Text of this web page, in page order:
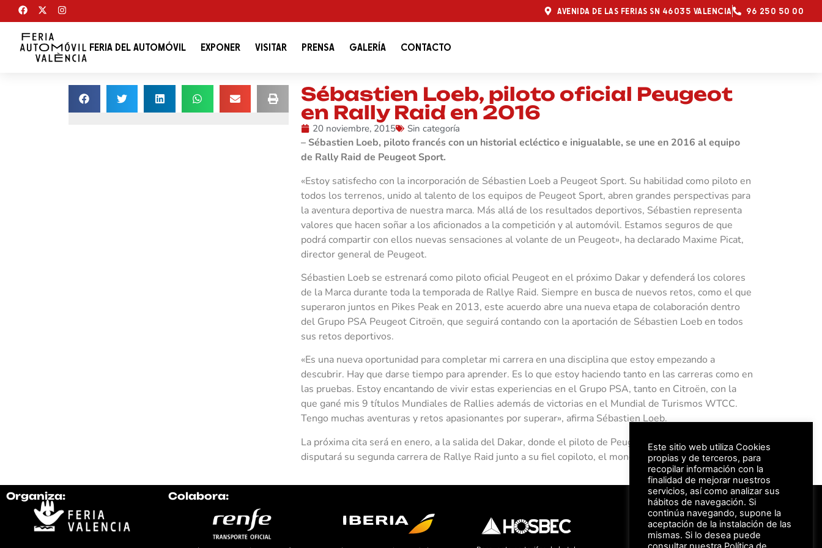
AVENIDA DE LAS FERIAS SN 46035 VALENCIA 96 250 50 00
FERIA DEL AUTOMÓVIL EXPONER VISITAR PRENSA GALERÍA CONTACTO
Sébastien Loeb, piloto oficial Peugeot
en Rally Raid en 2016
20 noviembre, 2015 Sin categoría
– Sébastien Loeb, piloto francés con un historial ecléctico e inigualable, se une en 2016 al equipo
de Rally Raid de Peugeot Sport.
«Estoy satisfecho con la incorporación de Sébastien Loeb a Peugeot Sport. Su habilidad como piloto en
todos los terrenos, unido al talento de los equipos de Peugeot Sport, abren grandes perspectivas para
la aventura deportiva de nuestra marca. Más allá de los resultados deportivos, Sébastien representa
valores que hacen soñar a los aficionados a la competición y al automóvil. Estamos seguros de que
podrá compartir con ellos nuevas sensaciones al volante de un Peugeot», ha declarado Maxime Picat,
director general de Peugeot.
Sébastien Loeb se estrenará como piloto oficial Peugeot en el próximo Dakar y defenderá los colores
de la Marca durante toda la temporada de Rallye Raid. Siempre en busca de nuevos retos, como el que
superaron juntos en Pikes Peak en 2013, este acuerdo abre una nueva etapa de colaboración dentro
del Grupo PSA Peugeot Citroën, que seguirá contando con la aportación de Sébastien Loeb en todos
sus retos deportivos.
«Es una nueva oportunidad para completar mi carrera en una disciplina que estoy empezando a
descubrir. Hay que darse tiempo para aprender. Es lo que estoy haciendo tanto en las carreras como en
las pruebas. Estoy encantando de vivir estas experiencias en el Grupo PSA, tanto en Citroën, con la
que gané mis 9 títulos Mundiales de Rallies además de victorias en el Mundial de Turismos WTCC.
Tengo muchas aventuras y retos apasionantes por superar», afirma Sébastien Loeb.
La próxima cita será en enero, a la salida del Dakar, donde el piloto de Peugeot Sébastien Loeb
disputará su segunda carrera de Rallye Raid junto a su fiel copiloto, el monegasco Daniel Elena.
Organiza: Colabora: #FeriaAutomovil25
Aviso Legal –Política de Privacidad
Este sitio web utiliza Cookies
propias y de terceros, para
recopilar información con la
finalidad de mejorar nuestros
servicios, así como analizar sus
hábitos de navegación. Si
continúa navegando, supone la
aceptación de la instalación de las
mismas. Si lo desea puede